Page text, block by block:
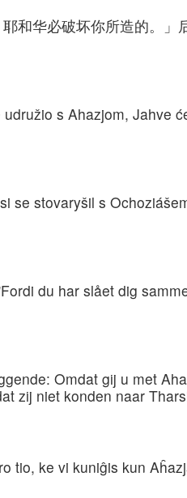
和华必破坏你所造的。」
s Ahazjom, Jahve
se stovaryšil s
du har slået dig
Omdat gij u met
zij niet konden naar
tio, ke vi kuniĝis kun